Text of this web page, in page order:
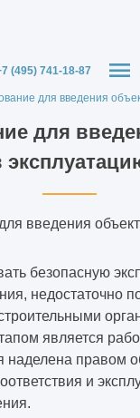
(495) 741-18-87
для введения
для
безопасную
недостаточно
является
наделена правом
и